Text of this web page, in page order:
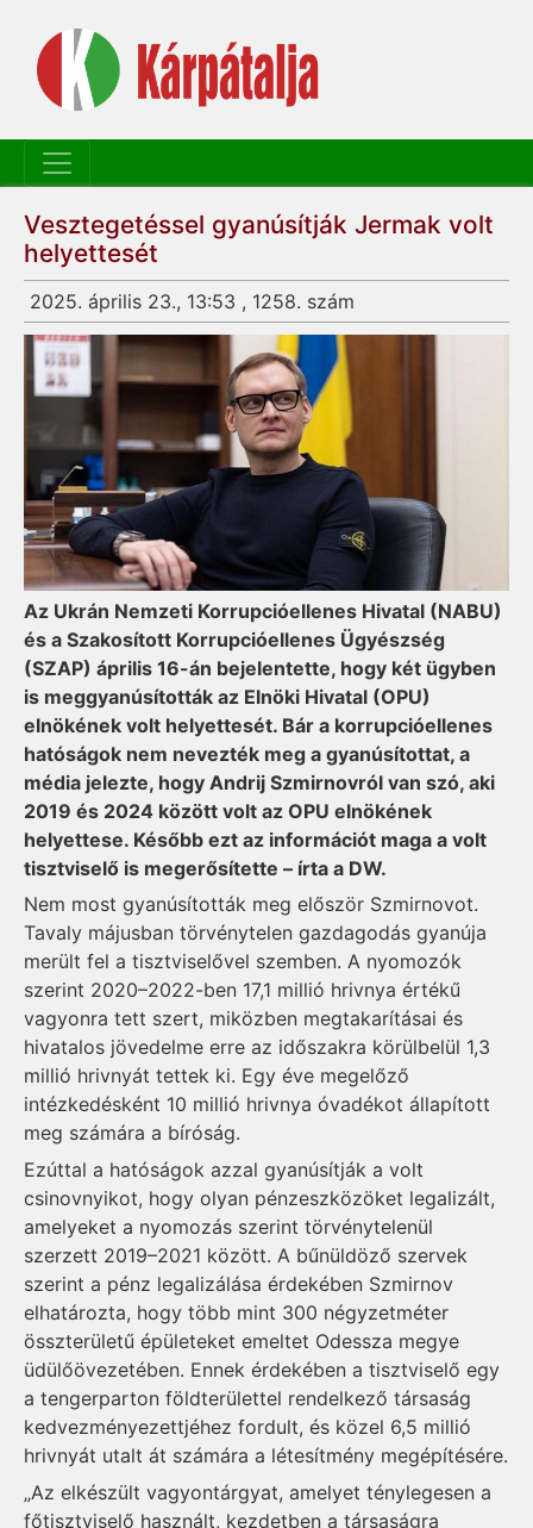
Vesztegetéssel gyanúsítják Jermak volt
helyettesét
2025. április 23., 13:53 , 1258. szám
Az Ukrán Nemzeti Korrupcióellenes Hivatal (NABU)
és a Szakosított Korrupcióellenes Ügyészség
(SZAP) április 16-án bejelentette, hogy két ügyben
is meggyanúsították az Elnöki Hivatal (OPU)
elnökének volt helyettesét. Bár a korrupcióellenes
hatóságok nem nevezték meg a gyanúsítottat, a
média jelezte, hogy Andrij Szmirnovról van szó, aki
2019 és 2024 között volt az OPU elnökének
helyettese. Később ezt az információt maga a volt
tisztviselő is megerősítette – írta a DW.
Nem most gyanúsították meg először Szmirnovot.
Tavaly májusban törvénytelen gazdagodás gyanúja
merült fel a tisztviselővel szemben. A nyomozók
szerint 2020–2022-ben 17,1 millió hrivnya értékű
vagyonra tett szert, miközben megtakarításai és
hivatalos jövedelme erre az időszakra körülbelül 1,3
millió hrivnyát tettek ki. Egy éve megelőző
intézkedésként 10 millió hrivnya óvadékot állapított
meg számára a bíróság.
Ezúttal a hatóságok azzal gyanúsítják a volt
csinovnyikot, hogy olyan pénzeszközöket lega­lizált,
amelyeket a nyomozás szerint törvénytelenül
szerzett 2019–2021 között. A bűnüldöző szervek
szerint a pénz lega­lizálása érdekében Szmirnov
elhatározta, hogy több mint 300 négyzetméter
összterületű épületeket emeltet Odessza megye
üdülőövezetében. Ennek érdekében a tisztviselő egy
a tengerparton földterülettel rendelkező társaság
kedvezményezettjéhez fordult, és közel 6,5 millió
hrivnyát utalt át számára a létesítmény megépítésére.
„Az elkészült vagyontárgyat, amelyet ténylegesen a
főtisztviselő használt, kezdetben a társaságra